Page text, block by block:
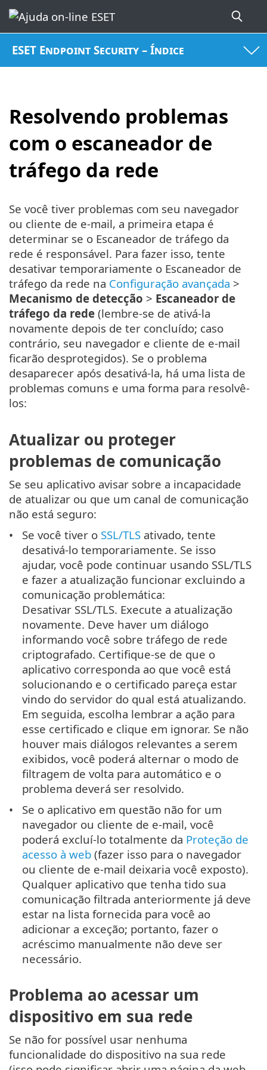
ESET Endpoint Security – Índice
Resolvendo problemas
com o escaneador de
tráfego da rede
Se você tiver problemas com seu navegador
ou cliente de e-mail, a primeira etapa é
determinar se o Escaneador de tráfego da
rede é responsável. Para fazer isso, tente
desativar temporariamente o Escaneador de
tráfego da rede na Configuração avançada >
Mecanismo de detecção > Escaneador de
tráfego da rede (lembre-se de ativá-la
novamente depois de ter concluído; caso
contrário, seu navegador e cliente de e-mail
ficarão desprotegidos). Se o problema
desaparecer após desativá-la, há uma lista de
problemas comuns e uma forma para resolvê-
los:
Atualizar ou proteger
problemas de comunicação
Se seu aplicativo avisar sobre a incapacidade
de atualizar ou que um canal de comunicação
não está seguro:
Se você tiver o SSL/TLS ativado, tente
desativá-lo temporariamente. Se isso
ajudar, você pode continuar usando SSL/TLS
e fazer a atualização funcionar excluindo a
comunicação problemática:
Desativar SSL/TLS. Execute a atualização
novamente. Deve haver um diálogo
informando você sobre tráfego de rede
criptografado. Certifique-se de que o
aplicativo corresponda ao que você está
solucionando e o certificado pareça estar
vindo do servidor do qual está atualizando.
Em seguida, escolha lembrar a ação para
esse certificado e clique em ignorar. Se não
houver mais diálogos relevantes a serem
exibidos, você poderá alternar o modo de
filtragem de volta para automático e o
problema deverá ser resolvido.
Se o aplicativo em questão não for um
navegador ou cliente de e-mail, você
poderá excluí-lo totalmente da Proteção de
acesso à web (fazer isso para o navegador
ou cliente de e-mail deixaria você exposto).
Qualquer aplicativo que tenha tido sua
comunicação filtrada anteriormente já deve
estar na lista fornecida para você ao
adicionar a exceção; portanto, fazer o
acréscimo manualmente não deve ser
necessário.
Problema ao acessar um
dispositivo em sua rede
Se não for possível usar nenhuma
funcionalidade do dispositivo na sua rede